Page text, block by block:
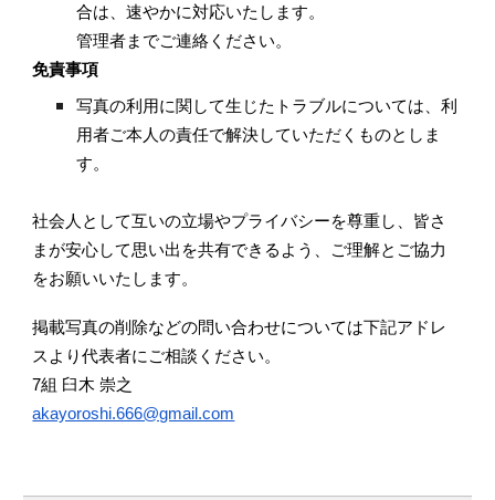
合は、速やかに対応いたします。
管理者までご連絡ください。
免責事項
写真の利用に関して生じたトラブルについては、利
用者ご本人の責任で解決していただくものとしま
す。
社会人として互いの立場やプライバシーを尊重し、皆さ
まが安心して思い出を共有できるよう、ご理解とご協力
をお願いいたします。
掲載写真の削除などの問い合わせについては下記アドレ
スより代表者にご相談ください。
7組 臼木 崇之
akayoroshi.666@gmail.com